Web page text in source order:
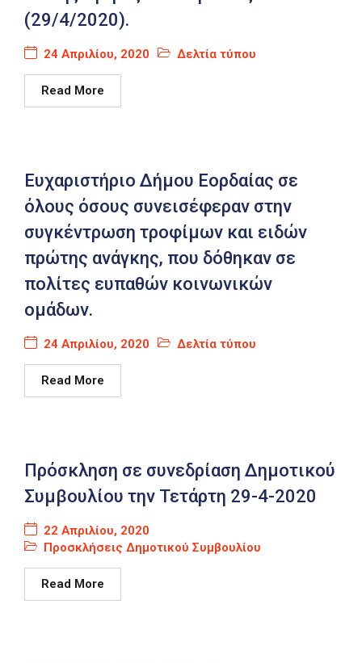
(29/4/2020).
24 Απριλίου, 2020 Δελτία τύπου
Read More
Ευχαριστήριο Δήμου Εορδαίας σε
όλους όσους συνεισέφεραν στην
συγκέντρωση τροφίμων και ειδών
πρώτης ανάγκης, που δόθηκαν σε
πολίτες ευπαθών κοινωνικών
ομάδων.
24 Απριλίου, 2020 Δελτία τύπου
Read More
Πρόσκληση σε συνεδρίαση Δημοτικού
Συμβουλίου την Τετάρτη 29-4-2020
22 Απριλίου, 2020
Προσκλήσεις Δημοτικού Συμβουλίου
Read More